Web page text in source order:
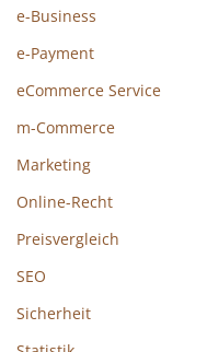
e-Business
e-Payment
eCommerce Service
m-Commerce
Marketing
Online-Recht
Preisvergleich
SEO
Sicherheit